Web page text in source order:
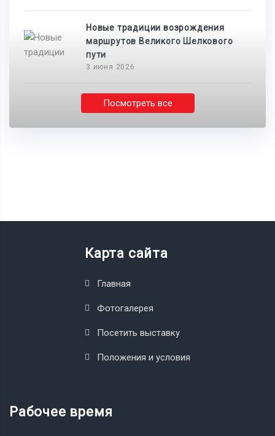
Новые традиции возрождения
маршрутов Великого Шелкового
пути
3 июня 2026
Посмотреть все
Карта сайта
Главная
Фотогалерея
Посетить выставку
Положения и условия
Рабочее время